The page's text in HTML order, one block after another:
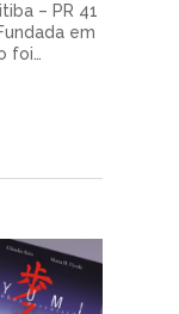
– PR 41
em
foi…